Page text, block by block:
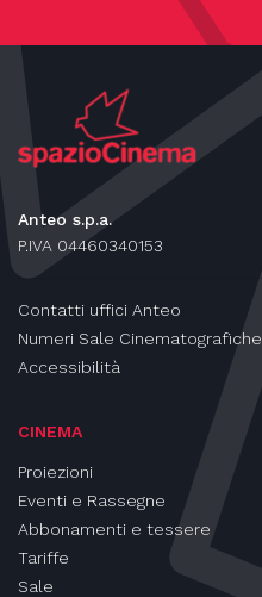
Anteo s.p.a.
P.IVA 04460340153
Contatti uffici Anteo
Numeri Sale Cinematografiche
Accessibilità
CINEMA
Proiezioni
Eventi e Rassegne
Abbonamenti e tessere
Tariffe
Sale